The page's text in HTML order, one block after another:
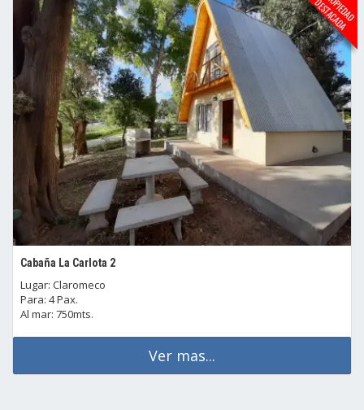
Cabaña La Carlota 2
Lugar: Claromeco
Para: 4 Pax.
Al mar: 750mts.
Ver mas...